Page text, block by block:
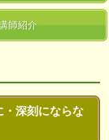
師紹介
・深刻にならな